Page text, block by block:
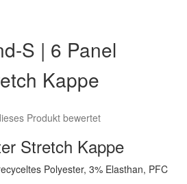
S | 6 Panel
Kappe
Produkt bewertet
Stretch Kappe
Polyester, 3% Elasthan, PFC